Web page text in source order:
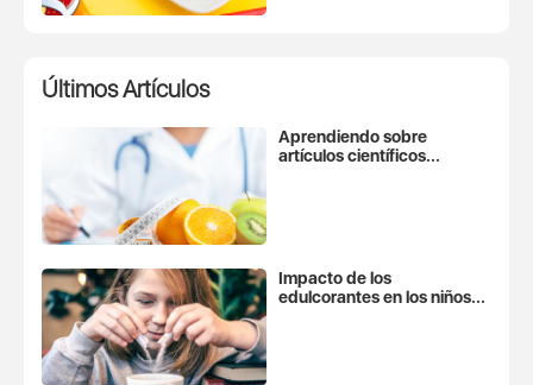
Últimos Artículos
Aprendiendo sobre
artículos científicos...
Impacto de los
edulcorantes en los niños...